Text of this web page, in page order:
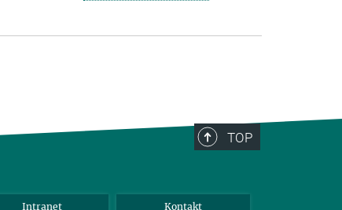
TOP
Intranet Kontakt